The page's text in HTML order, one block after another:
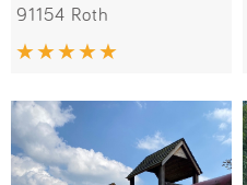
91154 Roth